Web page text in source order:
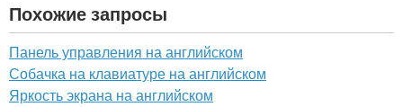
Похожие запросы
Панель управления на английском
Собачка на клавиатуре на английском
Яркость экрана на английском